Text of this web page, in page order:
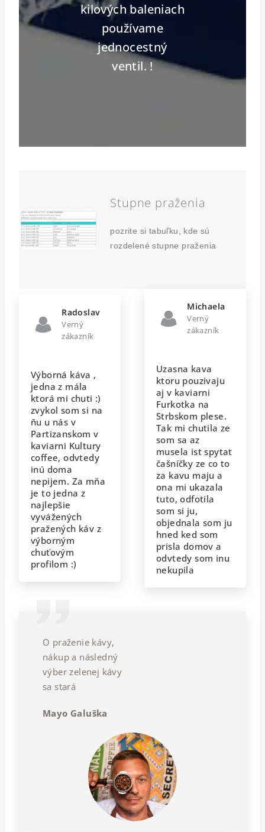
kilových baleniach
používame
jednocestný
ventil. !
Stupne praženia
pozrite si tabuľku, kde sú
rozdelené stupne praženia
Radoslav
Verný
zákazník
Výborná káva ,
jedna z mála
ktorá mi chuti :)
zvykol som si na
ňu u nás v
Partizanskom v
kaviarni Kultury
coffee, odvtedy
inú doma
nepijem. Za mňa
je to jedna z
najlepšie
vyvážených
pražených káv z
výborným
chuťovým
profilom :)
Michaela
Verný
zákazník
Uzasna kava
ktoru pouzivaju
aj v kaviarni
Furkotka na
Strbskom plese.
Tak mi chutila ze
som sa az
musela ist spytat
čašníčky ze co to
za kavu maju a
ona mi ukazala
tuto, odfotila
som si ju,
objednala som ju
hned ked som
prisla domov a
odvtedy som inu
nekupila
O praženie kávy,
nákup a následný
výber zelenej kávy
sa stará
Mayo Galuška